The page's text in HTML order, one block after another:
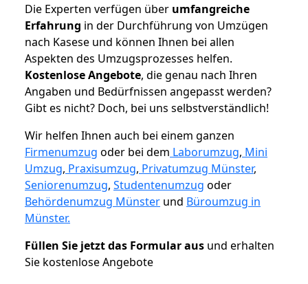
Die Experten verfügen über umfangreiche
Erfahrung in der Durchführung von Umzügen
nach Kasese und können Ihnen bei allen
Aspekten des Umzugsprozesses helfen.
Kostenlose Angebote, die genau nach Ihren
Angaben und Bedürfnissen angepasst werden?
Gibt es nicht? Doch, bei uns selbstverständlich!
Wir helfen Ihnen auch bei einem ganzen
Firmenumzug oder bei dem Laborumzug, Mini
Umzug, Praxisumzug, Privatumzug Münster,
Seniorenumzug, Studentenumzug oder
Behördenumzug Münster und Büroumzug in
Münster.
Füllen Sie jetzt das Formular aus und erhalten
Sie kostenlose Angebote